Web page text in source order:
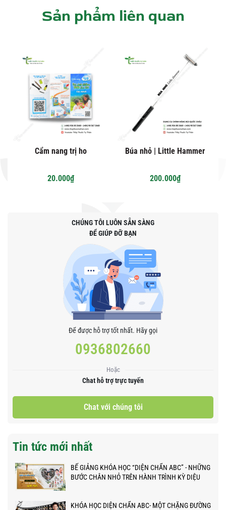
Sản phẩm liên quan
Cẩm nang trị ho
20.000₫
Búa nhỏ | Little Hammer
200.000₫
CHÚNG TÔI LUÔN SẴN SÀNG
ĐỂ GIÚP ĐỠ BẠN
Để được hỗ trợ tốt nhất. Hãy gọi
0936802660
Hoặc
Chat hỗ trợ trực tuyến
Chat với chúng tôi
Tin tức mới nhất
BẾ GIẢNG KHÓA HỌC “DIỆN CHẨN ABC” - NHỮNG
BƯỚC CHÂN NHỎ TRÊN HÀNH TRÌNH KỲ DIỆU
KHÓA HỌC DIỆN CHẨN ABC- MỘT CHẶNG ĐƯỜNG